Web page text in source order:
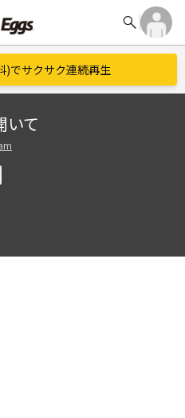
search
)でサクサク連続再生
いて